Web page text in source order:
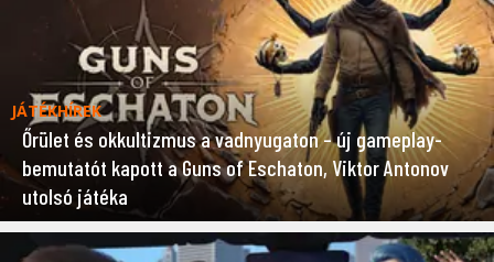
JÁTÉKHÍREK
Őrület és okkultizmus a vadnyugaton – új gameplay-
bemutatót kapott a Guns of Eschaton, Viktor Antonov
utolsó játéka